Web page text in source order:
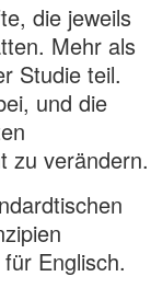
die jeweils
Mehr als
Studie teil.
und die
zu verändern.
Englisch.